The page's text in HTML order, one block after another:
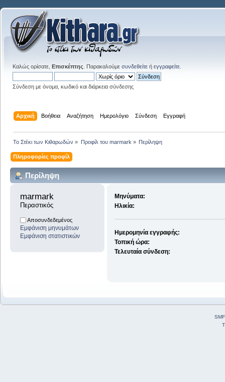
Καλώς ορίσατε, Επισκέπτης . Παρακαλούμε συνδεθείτε ή εγγραφείτε
Σύνδεση με όνομα, κωδικό και διάρκεια σύνδεσης
Αρχική Βοήθεια Αναζήτηση Ημερολόγιο Σύνδεση Εγγραφή
Το Στέκι των Κιθαρωδών » Προφίλ του marmark » Περίληψη
Πληροφορίες προφίλ
Περίληψη
marmark
Περαστικός
Αποσυνδεδεμένος
Εμφάνιση μηνυμάτων
Εμφάνιση στατιστικών
Μηνύματα:
Ηλικία:
Ημερομηνία εγγραφής:
Τοπική ώρα:
Τελευταία σύνδεση: